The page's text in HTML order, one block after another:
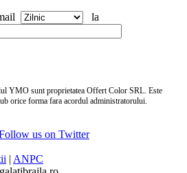
la
YMO sunt proprietatea Offert Color SRL. Este
orice forma fara acordul administratorului.
| ANPC